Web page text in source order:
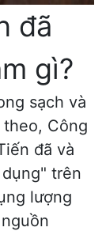
đã
gì?
sạch và
Công
đã và
trên
lượng